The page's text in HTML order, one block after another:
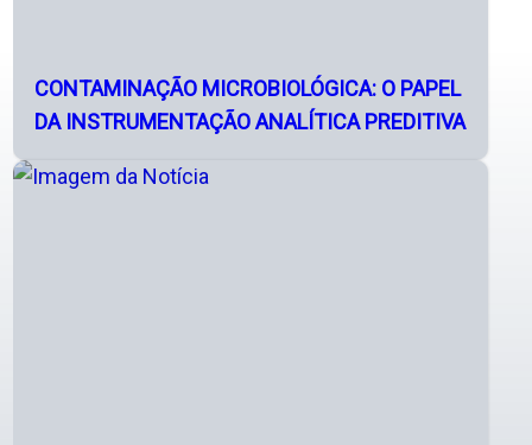
CONTAMINAÇÃO MICROBIOLÓGICA: O PAPEL
DA INSTRUMENTAÇÃO ANALÍTICA PREDITIVA